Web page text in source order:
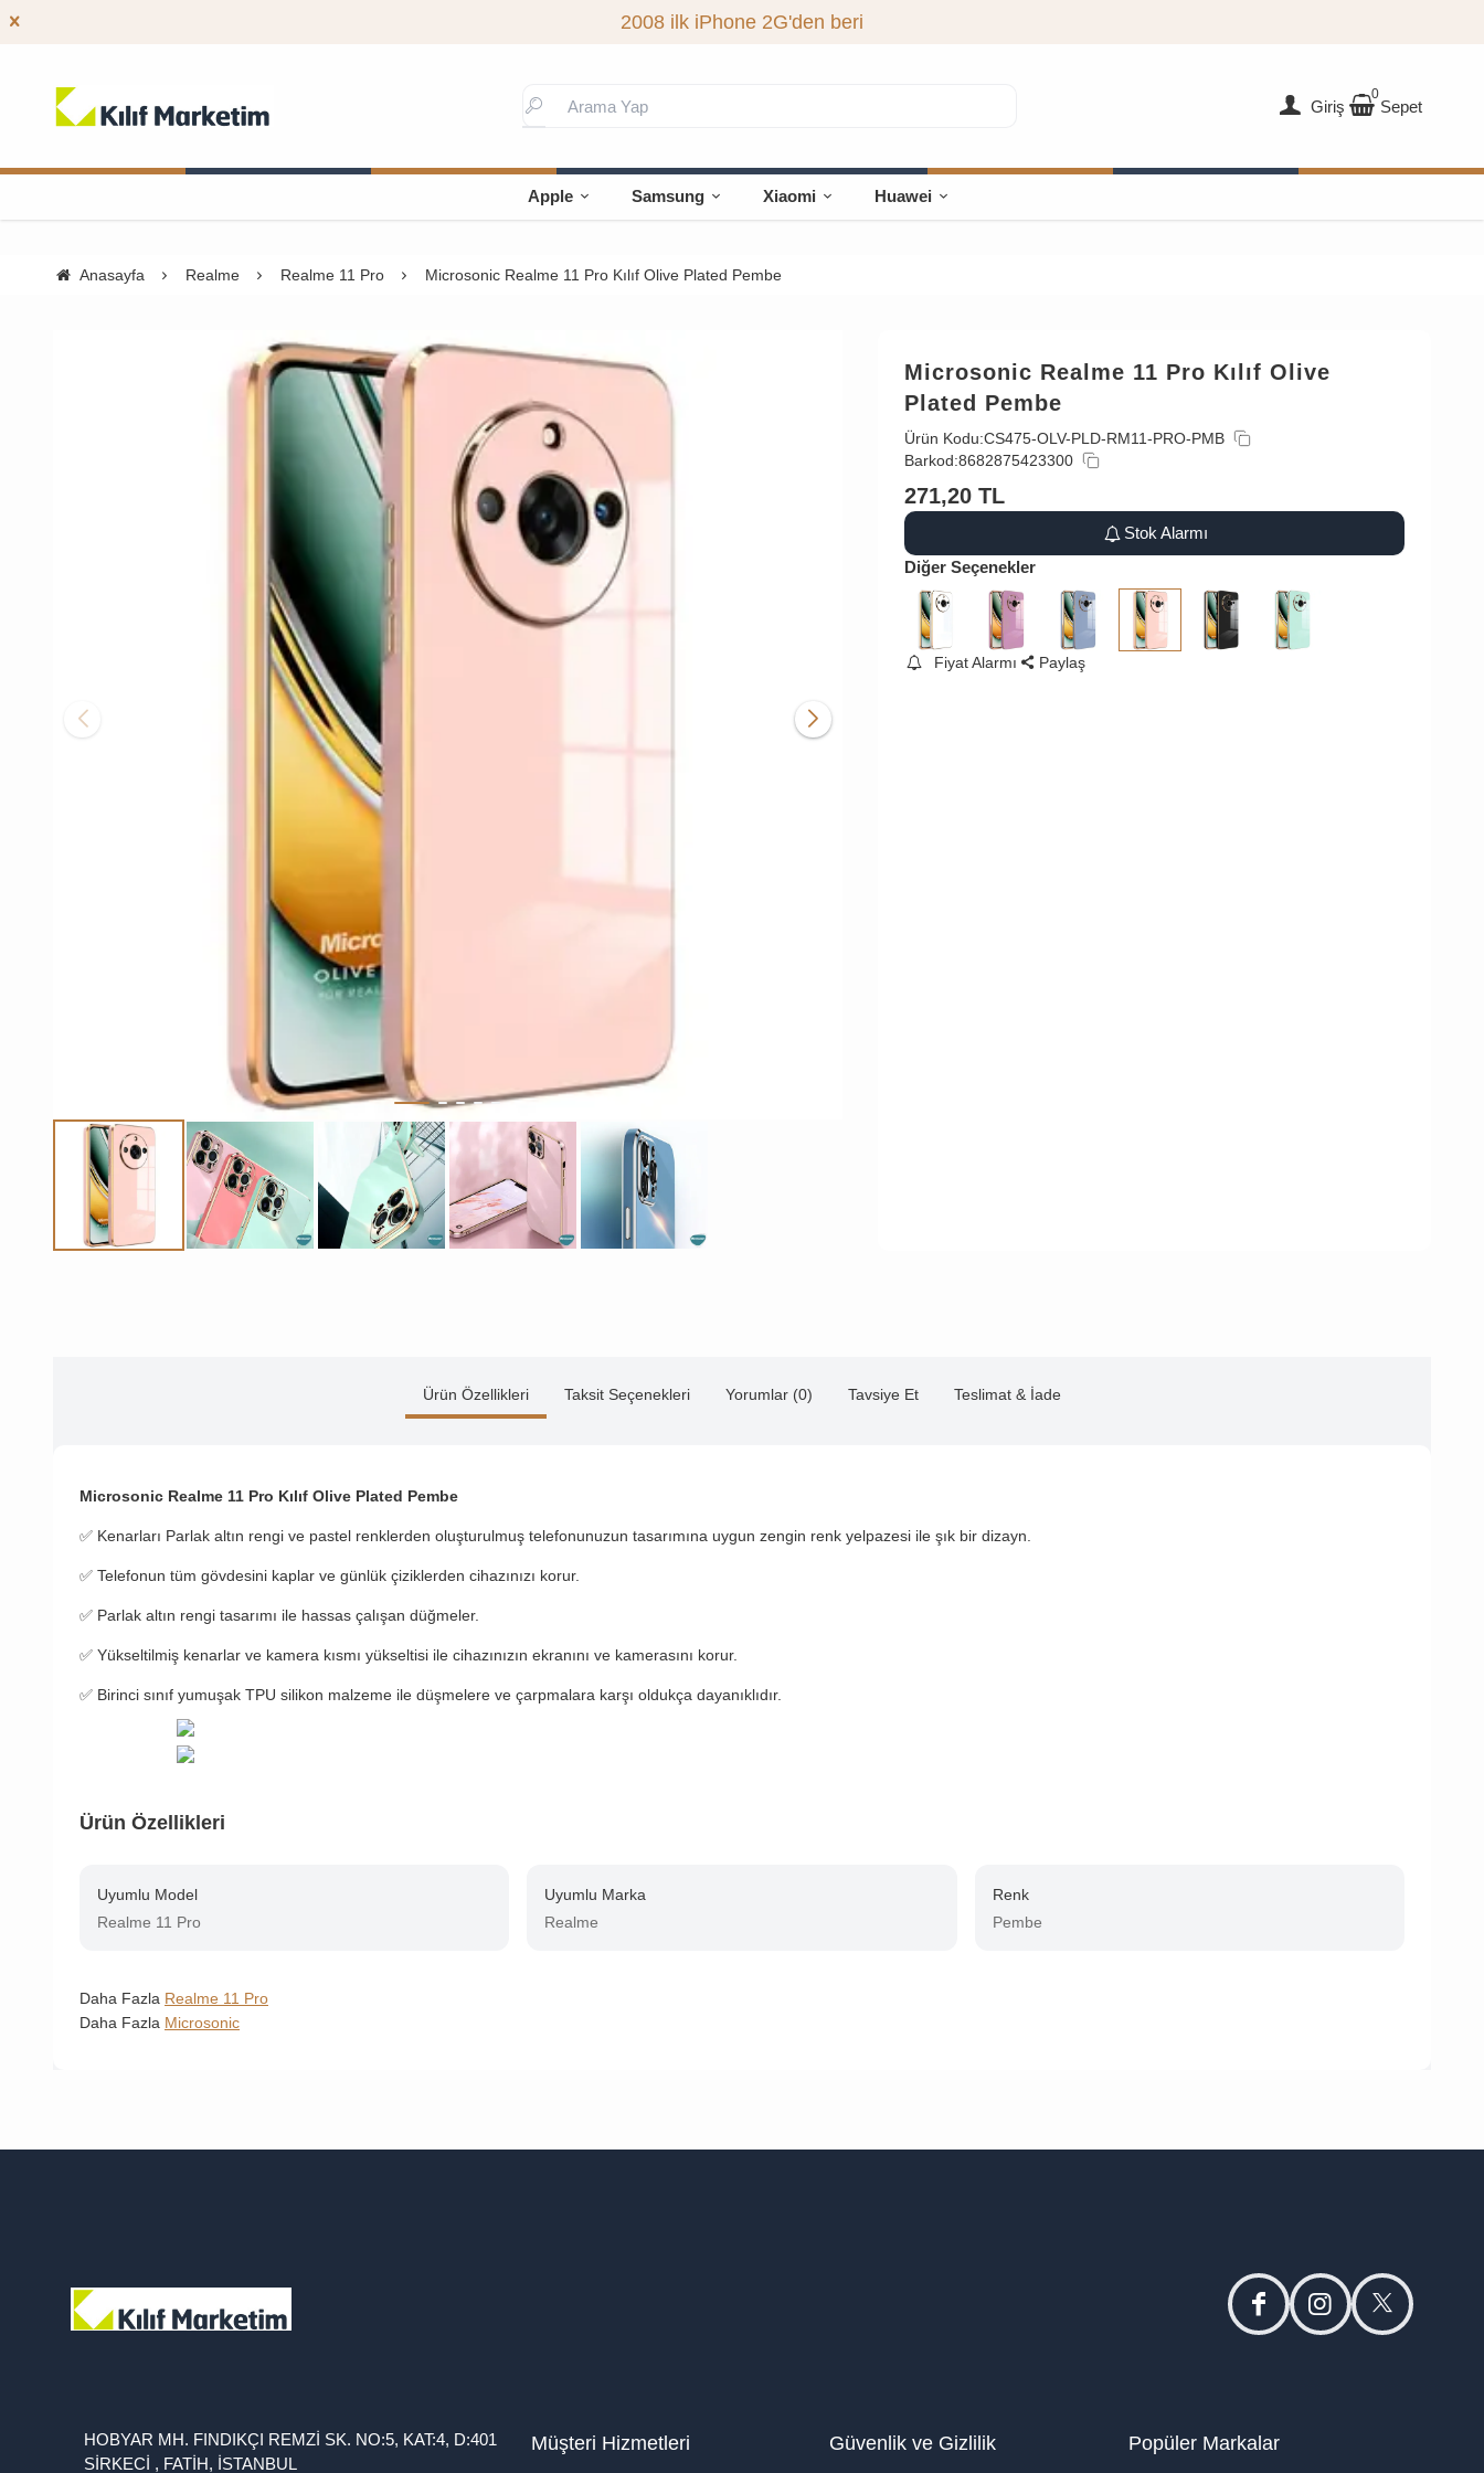
2008 ilk iPhone 2G'den beri
Giriş
0
Sepet
Apple Samsung Xiaomi Huawei
Anasayfa Realme Realme 11 Pro Microsonic Realme 11 Pro Kılıf Olive Plated Pembe
Microsonic Realme 11 Pro Kılıf Olive
Plated Pembe
Ürün Kodu:CS475-OLV-PLD-RM11-PRO-PMB
Barkod:8682875423300
271,20 TL
Stok Alarmı
Diğer Seçenekler
Fiyat Alarmı Paylaş
Ürün Özellikleri Taksit Seçenekleri Yorumlar (0) Tavsiye Et Teslimat & İade
Microsonic Realme 11 Pro Kılıf Olive Plated Pembe
✅ Kenarları Parlak altın rengi ve pastel renklerden oluşturulmuş telefonunuzun tasarımına uygun zengin renk yelpazesi ile şık bir dizayn.
✅ Telefonun tüm gövdesini kaplar ve günlük çiziklerden cihazınızı korur.
✅ Parlak altın rengi tasarımı ile hassas çalışan düğmeler.
✅ Yükseltilmiş kenarlar ve kamera kısmı yükseltisi ile cihazınızın ekranını ve kamerasını korur.
✅ Birinci sınıf yumuşak TPU silikon malzeme ile düşmelere ve çarpmalara karşı oldukça dayanıklıdır.
Ürün Özellikleri
Uyumlu Model
Realme 11 Pro
Uyumlu Marka
Realme
Renk
Pembe
Daha Fazla Realme 11 Pro
Daha Fazla Microsonic
facebookinstagramtwitter
HOBYAR MH. FINDIKÇI REMZİ SK. NO:5, KAT:4, D:401
SİRKECİ , FATİH, İSTANBUL
Müşteri Hizmetleri Güvenlik ve Gizlilik Popüler Markalar